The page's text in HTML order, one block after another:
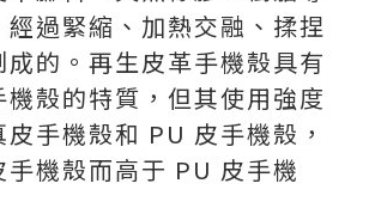
過緊縮、加熱交融、揉捏
的。再生皮革手機殼具有
殼的特質，但其使用強度
手機殼和 PU 皮手機殼，
機殼而高于 PU 皮手機